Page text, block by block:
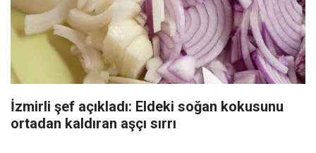
İzmirli şef açıkladı: Eldeki soğan kokusunu
ortadan kaldıran aşçı sırrı